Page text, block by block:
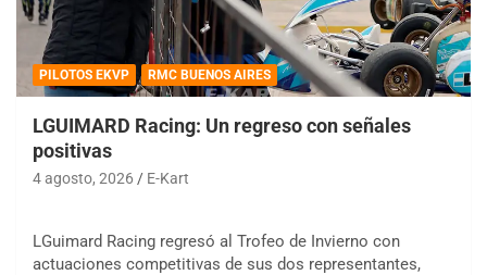
PILOTOS EKVP RMC BUENOS AIRES
LGUIMARD Racing: Un regreso con señales
positivas
4 agosto, 2026 E-Kart
LGuimard Racing regresó al Trofeo de Invierno con
actuaciones competitivas de sus dos representantes,